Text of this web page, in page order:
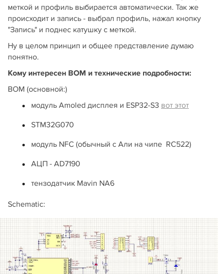
меткой и профиль выбирается автоматически. Так же
происходит и запись - выбрал профиль, нажал кнопку
"Запись" и поднес катушку с меткой.
Ну в целом принцип и общее представление думаю
понятно.
Кому интересен BOM и технические подробности:
BOM (основной:)
модуль Amoled дисплея и ESP32-S3 вот этот
STM32G070
модуль NFC (обычный с Али на чипе RC522)
АЦП - AD7190
тензодатчик Mavin NA6
Schematic: